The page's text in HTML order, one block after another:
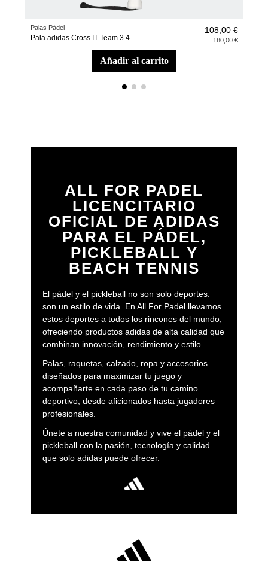
Palas Pádel
Pala adidas Cross IT Team 3.4
108,00 €
180,00 €
añadir al carrito
ALL FOR PADEL
LICENCITARIO
OFICIAL DE ADIDAS
PARA EL PÁDEL,
PICKLEBALL Y
BEACH TENNIS
El pádel y el pickleball no son solo deportes:
son un estilo de vida. En All For Padel llevamos
estos deportes a todos los rincones del mundo,
ofreciendo productos adidas de alta calidad que
combinan innovación, rendimiento y estilo.
Palas, raquetas, calzado, ropa y accesorios
diseñados para maximizar tu juego y
acompañarte en cada paso de tu camino
deportivo, desde aficionados hasta jugadores
profesionales.
Únete a nuestra comunidad y vive el pádel y el
pickleball con la pasión, tecnología y calidad
que solo adidas puede ofrecer.